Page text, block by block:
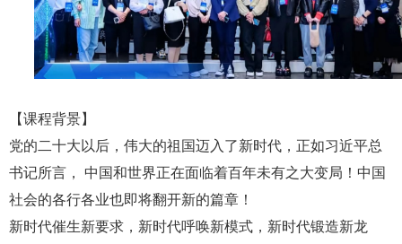
【课程背景】
党的二十大以后，伟大的祖国迈入了新时代，正如习近平总
书记所言， 中国和世界正在面临着百年未有之大变局！中国
社会的各行各业也即将翻开新的篇章！
新时代催生新要求，新时代呼唤新模式，新时代锻造新龙